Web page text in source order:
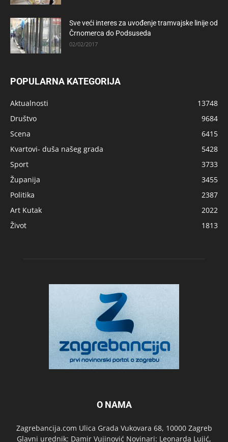
Sve veći interes za uvođenje tramvajske linije od
Črnomerca do Podsuseda
02/02/2017
POPULARNA KATEGORIJA
Aktualnosti
13748
Društvo
9684
Scena
6415
Kvartovi- duša našeg grada
5428
Sport
3733
Županija
3455
Politika
2387
Art Kutak
2022
Život
1813
O NAMA
Zagrebancija.com Ulica Grada Vukovara 68, 10000 Zagreb
Glavni urednik: Damir Vujinović Novinari: Leonarda Lujić,